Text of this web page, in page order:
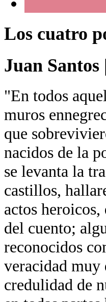
Los cuatro
Juan Santos
"En todos
muros
que
nacidos de la
se levanta la
castillos,
actos
del cuento;
reconocidos
veracidad muy
credulidad de